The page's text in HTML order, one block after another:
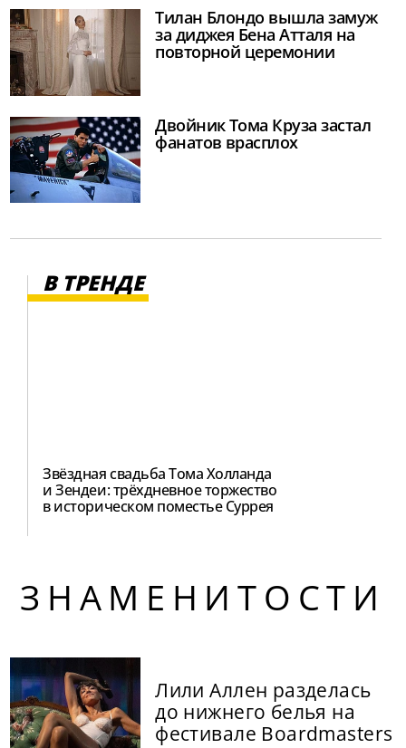
Тилан Блондо вышла замуж
за диджея Бена Атталя на
повторной церемонии
Двойник Тома Круза застал
фанатов врасплох
В ТРЕНДЕ
Звёздная свадьба Тома Холланда
и Зендеи: трёхдневное торжество
в историческом поместье Суррея
ЗНАМЕНИТОСТИ
Лили Аллен разделась
до нижнего белья на
фестивале Boardmasters